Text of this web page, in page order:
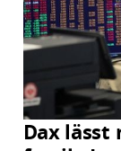
Dax lässt